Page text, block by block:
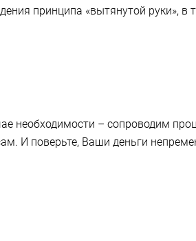
принципа «вытянутой руки», в
необходимости – сопроводим
И поверьте, Ваши деньги